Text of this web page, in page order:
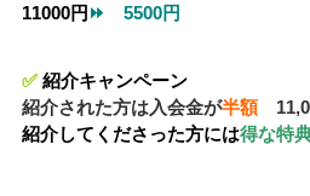
11000円 ⏩ 5500円
✅ 紹介キャンペーン
紹介された方は入会金が半額
紹介してくださった方には得な特